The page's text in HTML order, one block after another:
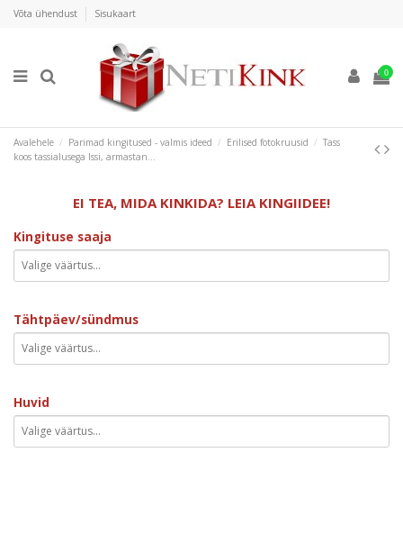
Võta ühendust Sisukaart
0
Avalehele Parimad kingitused - valmis ideed Erilised fotokruusid
Tass
koos tassialusega Issi, armastan...
EI TEA, MIDA KINKIDA? LEIA KINGIIDEE!
Kingituse saaja
Tähtpäev/sündmus
Huvid